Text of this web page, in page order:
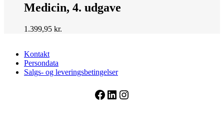
Medicin, 4. udgave
1.399,95 kr.
Kontakt
Persondata
Salgs- og leveringsbetingelser
Facebook
LinkedIn
Instagram